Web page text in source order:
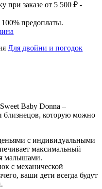
при заказе от 5 500 ₽ -
100% предоплаты.
Для двойни и погодок
Baby Donna –
близнецов, которую можно
с индивидуальными
максимальный
малышами.
с механической
ваши дети всегда будут